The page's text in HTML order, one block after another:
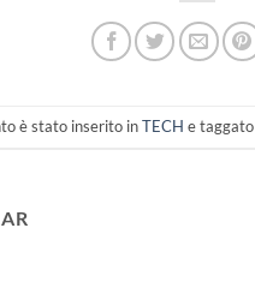
è stato inserito inTECH e taggato